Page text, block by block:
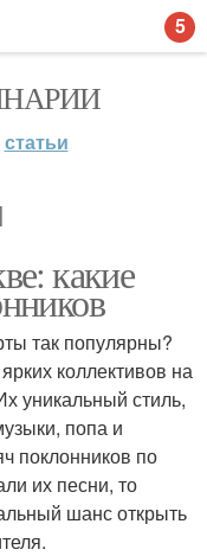
статьи
какие
так популярны?
коллективов на
уникальный стиль,
попа и
поклонников по
их песни, то
шанс открыть
5